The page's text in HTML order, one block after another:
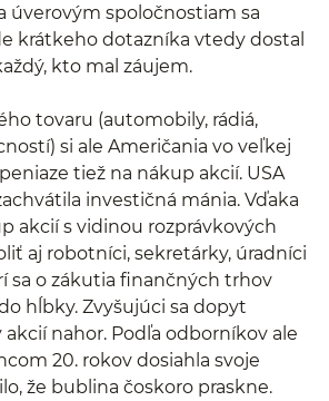
úverovým spoločnostiam sa
krátkeho dotazníka vtedy dostal
kto mal záujem.
tovaru (automobily, rádiá,
si ale Američania vo veľkej
tiež na nákup akcií. USA
investičná mánia. Vďaka
akcií s vidinou rozprávkových
aj robotníci, sekretárky, úradníci
sa o zákutia finančných trhov
hĺbky. Zvyšujúci sa dopyt
akcií nahor. Podľa odborníkov ale
20. rokov dosiahla svoje
že bublina čoskoro praskne.